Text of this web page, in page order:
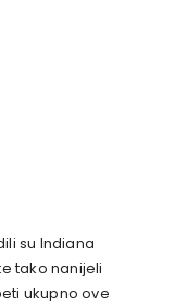
su Indiana
tako nanijeli
ukupno ove